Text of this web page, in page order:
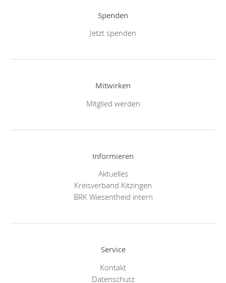
Spenden
Jetzt spenden
Mitwirken
Mitglied werden
Informieren
Aktuelles
Kreisverband Kitzingen
BRK Wiesentheid intern
Service
Kontakt
Datenschutz